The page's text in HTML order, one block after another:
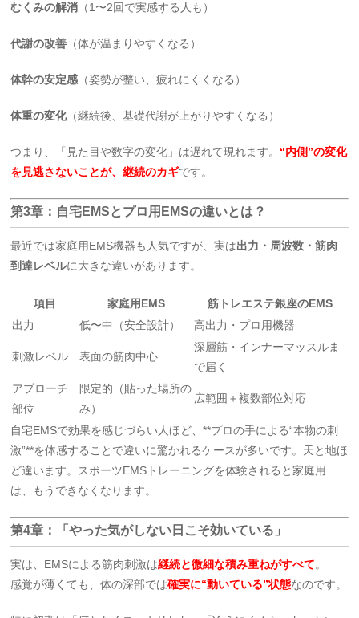
むくみの解消 （1〜2回で実感する人も）
代謝の改善 （体が温まりやすくなる）
体幹の安定感 （姿勢が整い、疲れにくくなる）
体重の変化（継続後、基礎代謝が上がりやすくなる）
つまり、「見た目や数字の変化」は遅れて現れます。 “内側”の変化
を見逃さないことが、継続のカギです。
第3章：自宅EMSとプロ用EMSの違いとは？
最近では家庭用EMS機器も人気ですが、実は出力・周波数・筋肉
到達レベルに大きな違いがあります。
項目 家庭用EMS
筋トレエステ銀座のEMS
出力
低〜中（安全設計） 高出力・プロ用機器
刺激レベル 表面の筋肉中心
深層筋・インナーマッスルま
で届く
アプローチ
部位
限定的（貼った場所の
み）
広範囲＋複数部位対応
自宅EMSで効果を感じづらい人ほど、**プロの手による“本物の刺
激”**を体感することで違いに驚かれるケースが多いです。天と地ほ
ど違います。スポーツEMSトレーニングを体験されると家庭用
は、もうできなくなります。
第4章：「やった気がしない日こそ効いている」
実は、EMSによる筋肉刺激は継続と微細な積み重ねがすべて。
感覚が薄くても、体の深部では確実に“動いている”状態なのです。